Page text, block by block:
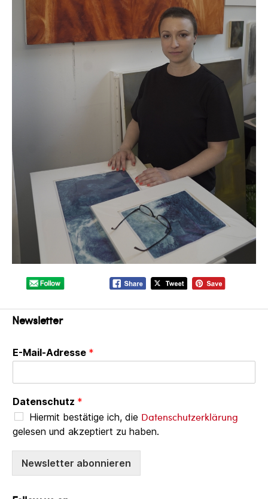
Newsletter
E-Mail-Adresse *
Datenschutz *
Hiermit bestätige ich, die Datenschutzerklärung
gelesen und akzeptiert zu haben.
Newsletter abonnieren